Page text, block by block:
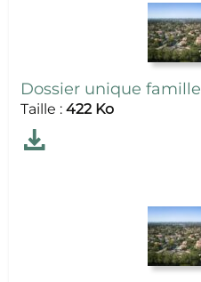
Dossier unique famille
Taille : 422 Ko
Télécharger